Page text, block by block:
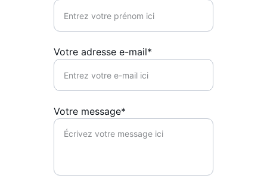
Votre adresse e-mail*
Votre message*